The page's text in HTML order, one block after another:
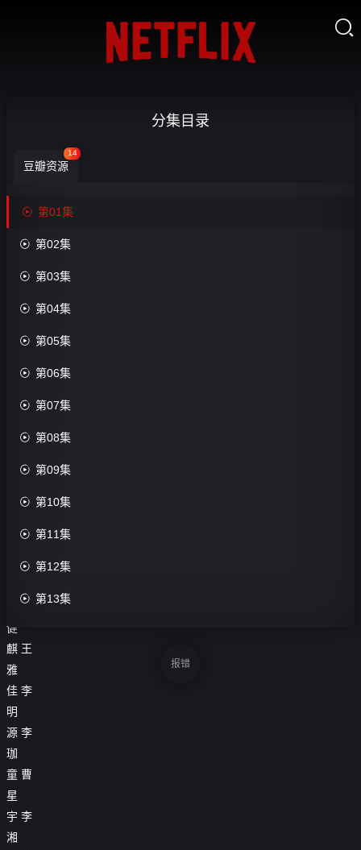

再
心
动-
01
集
第6
收
0.0
演：
健
麒 王
雅
佳 李
明
源 李
珈
童 曹
星
宇 李
湘
分集目录
豆瓣资源
14
 第01集
 第02集
 第03集
 第04集
 第05集
 第06集
 第07集
 第08集
 第09集
 第10集
 第11集
 第12集
 第13集
报错